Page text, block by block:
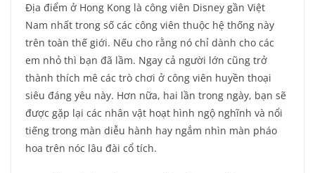
Địa điểm ở Hong Kong là công viên Disney gần Việt
Nam nhất trong số các công viên thuộc hệ thống này
trên toàn thế giới. Nếu cho rằng nó chỉ dành cho các
em nhỏ thì bạn đã lầm. Ngay cả người lớn cũng trở
thành thích mê các trò chơi ở công viên huyền thoại
siêu đáng yêu này. Hơn nữa, hai lần trong ngày, bạn sẽ
được gặp lại các nhân vật hoạt hình ngộ nghĩnh và nổi
tiếng trong màn diễu hành hay ngắm nhìn màn pháo
hoa trên nóc lâu đài cổ tích.